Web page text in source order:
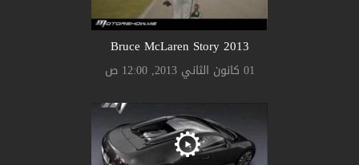
Bruce McLaren Story 2013
01 كانون الثاني 2013, 12:00 ص